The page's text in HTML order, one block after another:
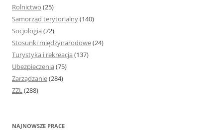
Rolnictwo (25)
Samorząd terytorialny(140)
Socjologia (72)
Stosunki międzynarodowe(24)
Turystyka i rekreacja (137)
Ubezpieczenia (75)
Zarządzanie(284)
ZZL(288)
NAJNOWSZE PRACE